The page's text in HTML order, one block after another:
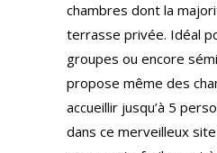
chambres dont la
terrasse privée. Idéal
groupes ou encore
propose même des
accueillir jusqu’à 5
dans ce merveilleux